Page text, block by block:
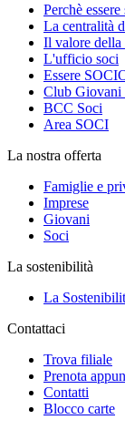
Perchè
La centralità
Il valore della
L'ufficio soci
Essere
Club
BCC Soci
Area SOCI
La nostra offerta
Famiglie e
Imprese
Giovani
Soci
La sostenibilità
La
Contattaci
Trova filiale
Prenota
Contatti
Blocco carte